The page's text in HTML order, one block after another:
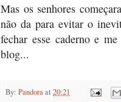
Mas os senhores
não da para evitar o
fechar esse caderno e
blog...
By: Pandoraat 20:21